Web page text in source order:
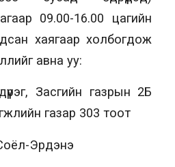
09.00-16.00 цагийн
хаягаар холбогдож
авна уу:
Засгийн газрын 2Б
газар 303 тоот
Эрдэнэ